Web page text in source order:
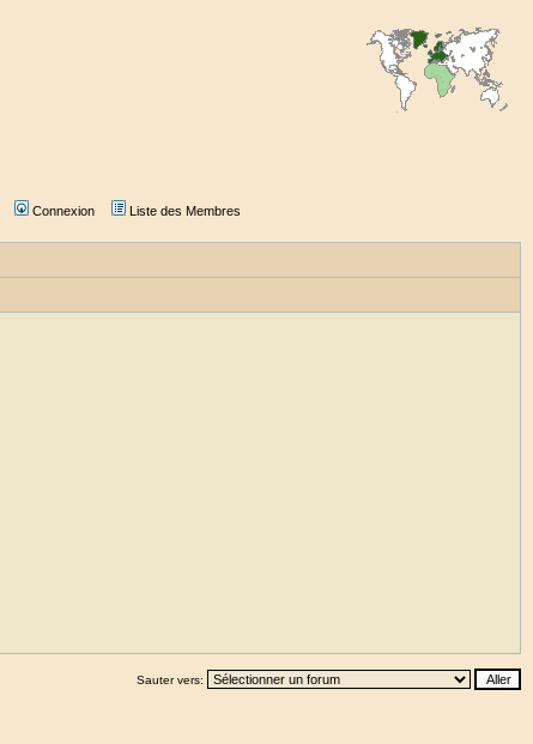
Connexion Liste des Membres
Sauter vers: